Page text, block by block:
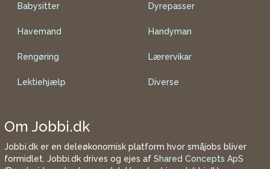
Babysitter
Havemand
Rengøring
Lektiehjælp
Dyrepasser
Handyman
Lærervikar
Diverse
Om Jobbi.dk
Jobbi.dk er en deleøkonomisk platform hvor småjobs bliver
formidlet. Jobbi.dk drives og ejes af Shared Concepts ApS